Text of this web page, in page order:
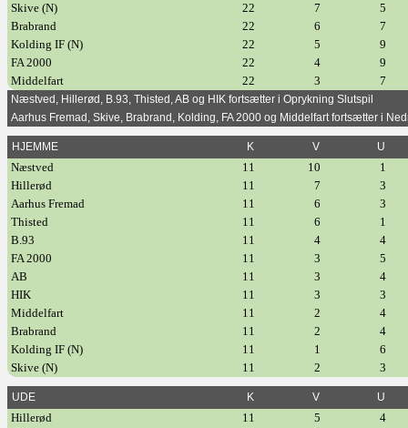
Skive (N)
22 7
5
Brabrand
22 6
7
Kolding IF (N)
22 5
9
FA 2000
22 4
9
Middelfart
22 3 7
Næstved, Hillerød, B.93, Thisted, AB og HIK fortsætter i Oprykning Slutspil
Aarhus Fremad, Skive, Brabrand, Kolding, FA 2000 og Middelfart fortsætter i
HJEMME K V U
Næstved 11 10
1
Hillerød
11 7
3
Aarhus Fremad
11 6
3
Thisted
11 6
1
B.93
11 4
4
FA 2000
11 3
5
AB
11 3
4
HIK
11 3
3
Middelfart
11 2
4
Brabrand
11 2
4
Kolding IF (N)
11 1
6
Skive (N)
11 2 3
UDE K V U
Hillerød 11 5
4